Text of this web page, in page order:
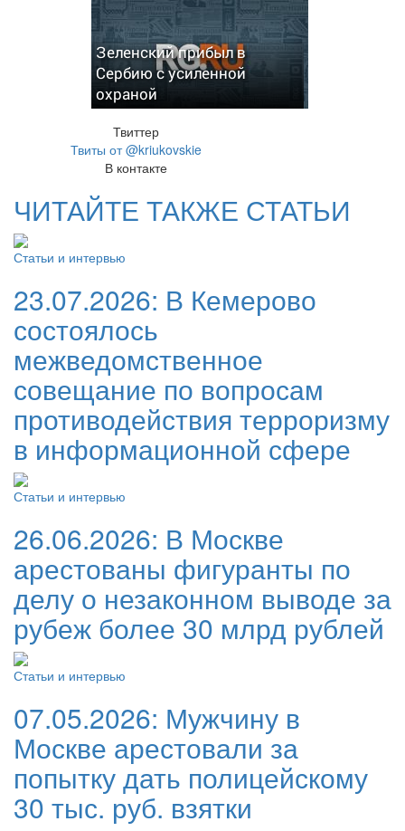
Зеленский прибыл в
Сербию с усиленной
охраной
Твиттер
Твиты от @kriukovskie
В контакте
ЧИТАЙТЕ ТАКЖЕ СТАТЬИ
Статьи и интервью
23.07.2026: В Кемерово
состоялось
межведомственное
совещание по вопросам
противодействия терроризму
в информационной сфере
Статьи и интервью
26.06.2026: В Москве
арестованы фигуранты по
делу о незаконном выводе за
рубеж более 30 млрд рублей
Статьи и интервью
07.05.2026: Мужчину в
Москве арестовали за
попытку дать полицейскому
30 тыс. руб. взятки